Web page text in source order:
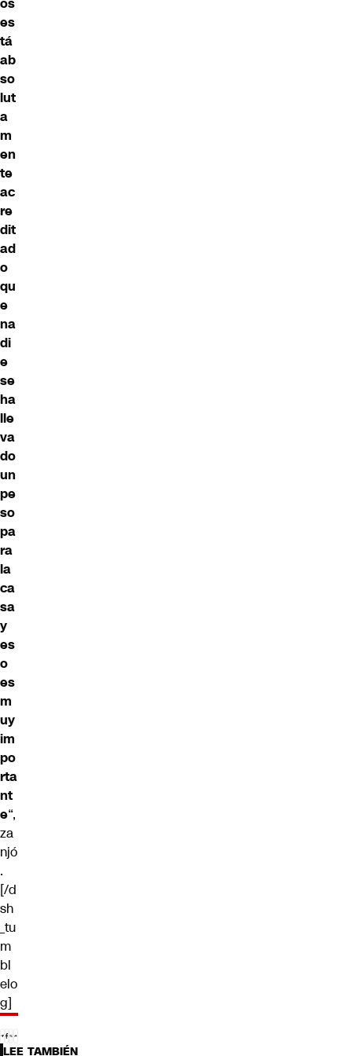
es
tá
ab
so
lut
a
m
en
te
ac
re
dit
ad
o
qu
e
na
di
e
se
ha
lle
va
do
un
pe
so
pa
ra
la
ca
sa
y
es
o
es
m
uy
im
po
rta
nt
e“,
za
njó
.
[/d
sh
_tu
m
bl
elo
g]
LEE TAMBIÉN